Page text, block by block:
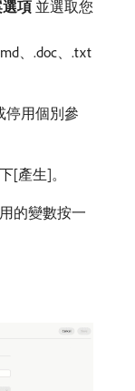
項 ​並選取您
、.doc、.txt
停用個別參
[產生]。
的變數按一